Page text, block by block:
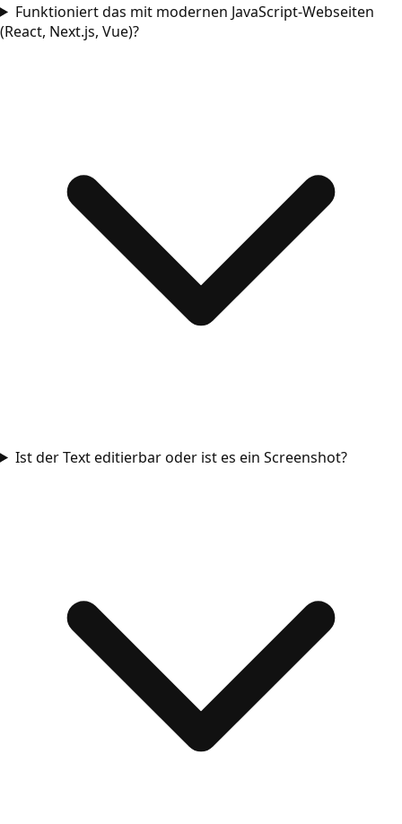
Funktioniert das mit modernen JavaScript-Webseiten
(React, Next.js, Vue)?
Ist der Text editierbar oder ist es ein Screenshot?